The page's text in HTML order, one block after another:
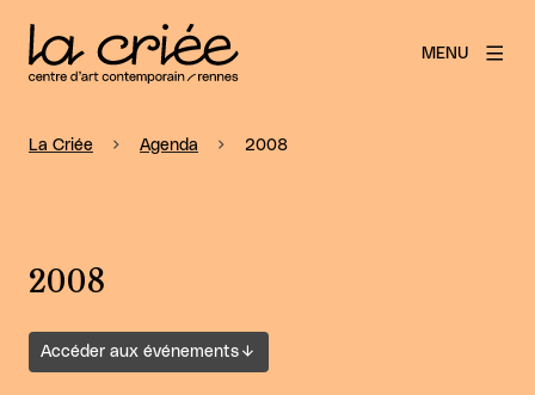
MENU
La Criée Agenda 2008
2008
Accéder aux événements